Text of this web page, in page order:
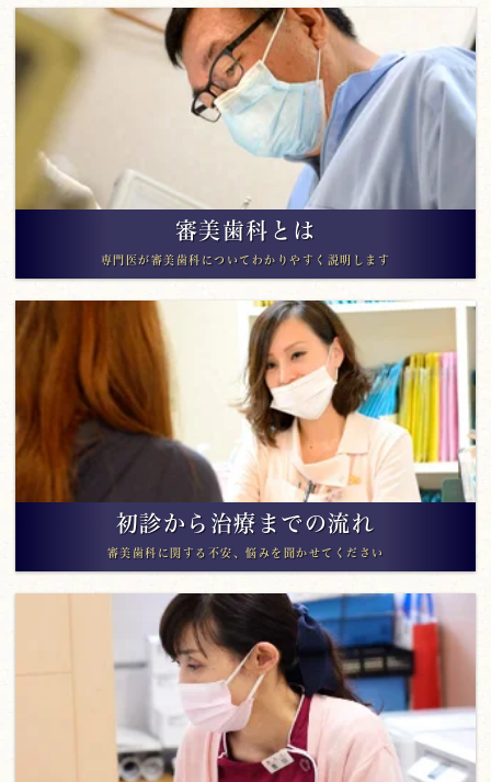
審美歯科とは
専門医が審美歯科についてわかりやすく説明します
初診から治療までの流れ
審美歯科に関する不安、悩みを聞かせてください